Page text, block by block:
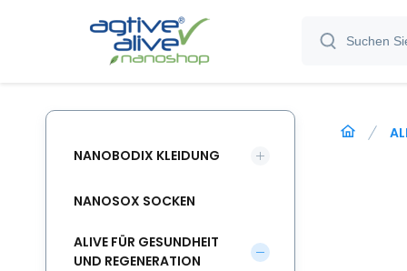
NANOBODIX KLEIDUNG
NANOSOX SOCKEN
ALIVE FÜR GESUNDHEIT
UND REGENERATION